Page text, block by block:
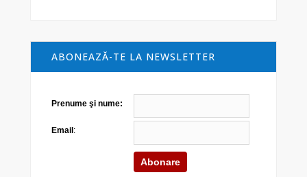
ABONEAZĂ-TE LA NEWSLETTER
Prenume şi nume:
Email :